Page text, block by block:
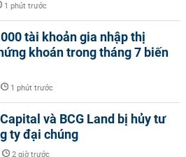
1 phút trước
tài khoản gia nhập thị
khoán trong tháng 7 biến
1 phút trước
và BCG Land bị hủy tư
ty đại chúng
2 giờ trước